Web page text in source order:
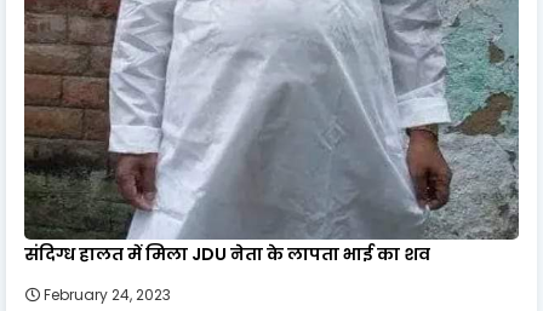
संदिग्ध हालत में मिला JDU नेता के लापता भाई का शव
February 24, 2023